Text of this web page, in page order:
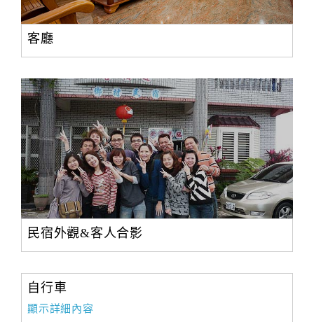
旅
伴
計
劃
品
宣
傳
客廳
民宿外觀&客人合影
自行車
顯示詳細內容